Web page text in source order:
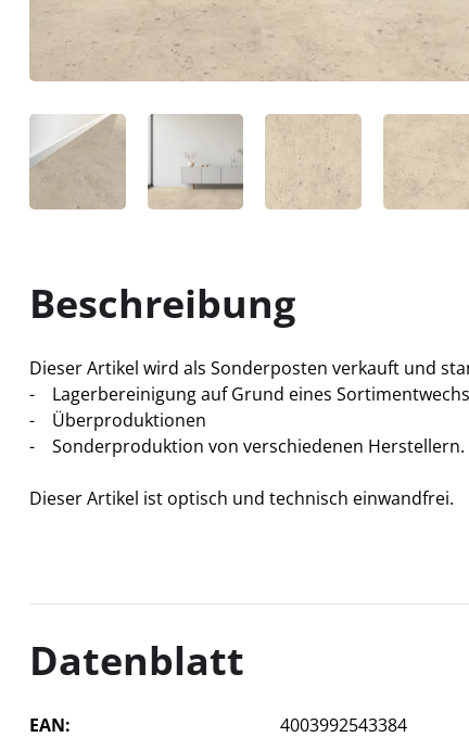
Beschreibung
Dieser Artikel wird als Sonderposten verkauft und
- Lagerbereinigung auf Grund eines
- Überproduktionen
- Sonderproduktion von verschiedenen Herstellern.
Dieser Artikel ist optisch und technisch einwandfrei.
Datenblatt
EAN
4003992543384